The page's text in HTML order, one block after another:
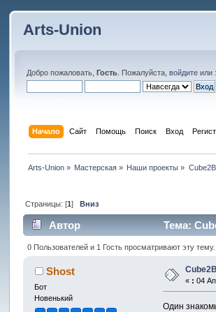
Arts-Union
Добро пожаловать,Гость . Пожалуйста,войдите или
Начало Сайт Помощь Поиск Вход
Arts-Union» Мастерская » Наши проекты »
Страницы: [1] Вниз
Автор Тема:
0 Пользователей и 1 Гость просматривают эту тему.
Shost
Бот
Новенький
« : 04
Один